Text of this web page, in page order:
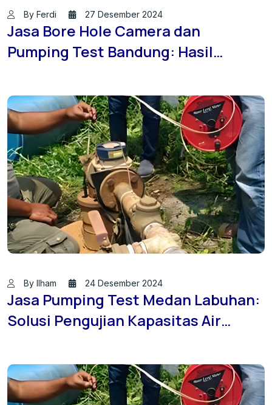
By Ferdi 27 Desember 2024
Jasa Bore Hole Camera dan
Pumping Test Bandung: Hasil
By Ilham 24 Desember 2024
Jasa Pumping Test Medan Labuhan:
Solusi Pengujian Kapasitas Air